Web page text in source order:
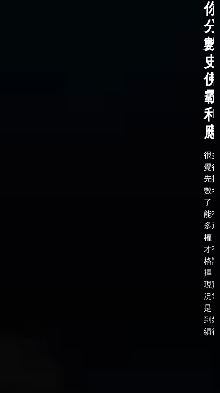
分
應
很
覺
先
數
了
能
多
權
才
格
擇
現
況常
是
到
績